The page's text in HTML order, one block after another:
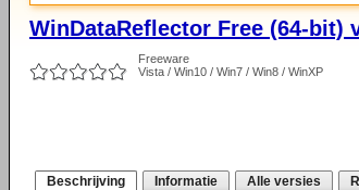
WinDataReflector Free (64-bit)
Freeware
Vista / Win10 / Win7 / Win8 / WinXP
Beschrijving Informatie Alle versies